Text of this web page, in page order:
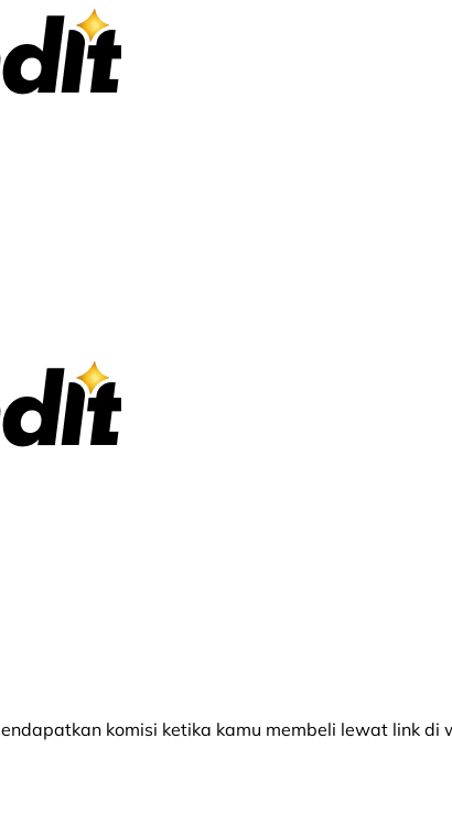
komisi ketika kamu membeli lewat link di